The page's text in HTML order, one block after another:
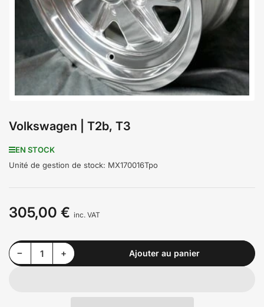
1
en
modal
Volkswagen | T2b, T3
EN STOCK
Unité de gestion de stock: MX170016Tpo
Prix
305,00 € inc. VAT
−Diminuer la quantité pour Volkswagen | T2b, T3
Quantité +Augmenter la quantité pour Volkswagen | T2b, T3 Ajouter au panier